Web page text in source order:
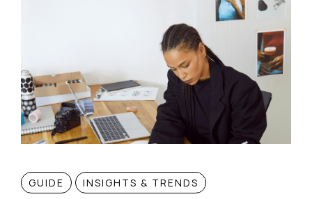
GUIDE INSIGHTS & TRENDS